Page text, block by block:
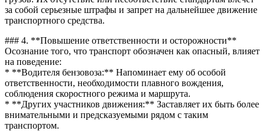
за собой серьезные штрафы и запрет на дальнейшее движение
транспортного средства.
### 4. **Повышение ответственности и осторожности**
Осознание того, что транспорт обозначен как опасный, влияет
на поведение:
* **Водителя бензовоза:** Напоминает ему об особой
ответственности, необходимости плавного вождения,
соблюдения скоростного режима и маршрута.
* **Других участников движения:** Заставляет их быть более
внимательными и предсказуемыми рядом с таким
транспортом.